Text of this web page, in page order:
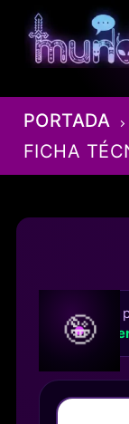
contenido
PORTADA
FICHA
🤪